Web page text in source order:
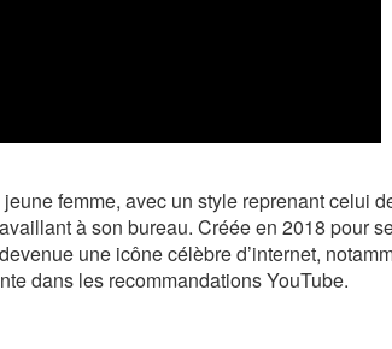
femme, avec un style reprenant celui
à son bureau. Créée en 2018 pour
une icône célèbre d’internet,
dans les recommandations YouTube.